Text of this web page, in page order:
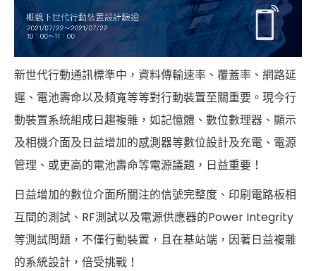
新世代行動通訊標準中，資料傳輸速率、覆蓋率、網路延
遲、電池壽命以及頻寬等等對行動裝置至關重要。現今行
動裝置系統組成日趨複雜，如記憶體、數位數理器、顯示
及相機介面及日益增加的感測器等數位設計及充電、電源
管理、或更高的電池壽命等電源議題，日益重要！
日益增加的數位介面所關注的信號完整度、印刷電路板相
互間的測試、RF測試以及電源供應器的Power Integrity
等測試問題，不僅行動裝置，且在基站端，因著日益複雜
的系統設計，倍受挑戰！